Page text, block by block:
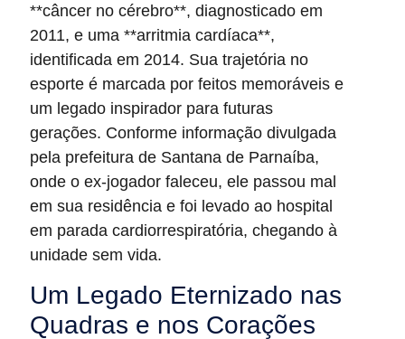
**câncer no cérebro**, diagnosticado em
2011, e uma **arritmia cardíaca**,
identificada em 2014. Sua trajetória no
esporte é marcada por feitos memoráveis e
um legado inspirador para futuras
gerações. Conforme informação divulgada
pela prefeitura de Santana de Parnaíba,
onde o ex-jogador faleceu, ele passou mal
em sua residência e foi levado ao hospital
em parada cardiorrespiratória, chegando à
unidade sem vida.
Um Legado Eternizado nas
Quadras e nos Corações